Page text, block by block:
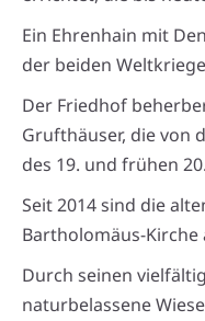
Ein Ehrenhain mit
der beiden
Der Friedhof
Grufthäuser, die von
des 19. und frühen
Seit 2014 sind die
Bartholomäus-
Durch seinen
naturbelassene